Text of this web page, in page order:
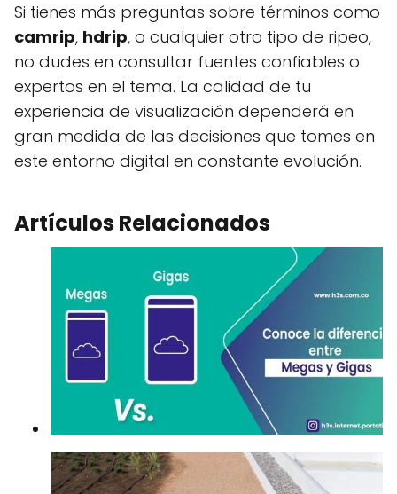
Si tienes más preguntas sobre términos como
camrip, hdrip, o cualquier otro tipo de ripeo,
no dudes en consultar fuentes confiables o
expertos en el tema. La calidad de tu
experiencia de visualización dependerá en
gran medida de las decisiones que tomes en
este entorno digital en constante evolución.
Artículos Relacionados